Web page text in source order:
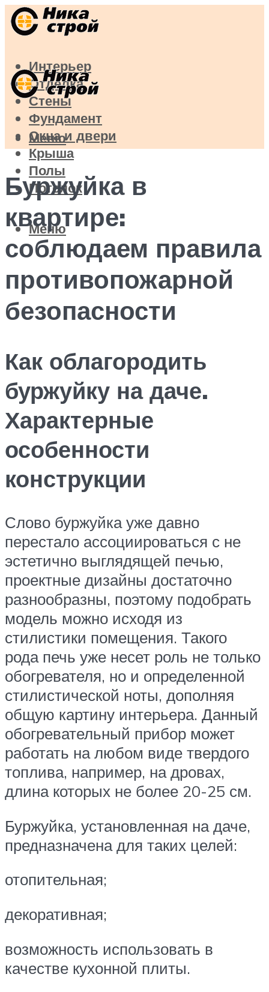
Интерьер
Отделка
Стены
Фундамент
Окна и двери
Крыша
Полы
Потолок
Меню
Меню
Буржуйка в
квартире:
соблюдаем правила
противопожарной
безопасности
Как облагородить
буржуйку на даче.
Характерные
особенности
конструкции
Слово буржуйка уже давно
перестало ассоциироваться с не
эстетично выглядящей печью,
проектные дизайны достаточно
разнообразны, поэтому подобрать
модель можно исходя из
стилистики помещения. Такого
рода печь уже несет роль не только
обогревателя, но и определенной
стилистической ноты, дополняя
общую картину интерьера. Данный
обогревательный прибор может
работать на любом виде твердого
топлива, например, на дровах,
длина которых не более 20-25 см.
Буржуйка, установленная на даче,
предназначена для таких целей:
отопительная;
декоративная;
возможность использовать в
качестве кухонной плиты.